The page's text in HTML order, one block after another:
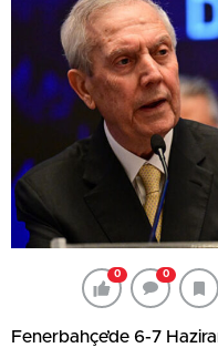
0 0
Fenerbahçe’de 6-7